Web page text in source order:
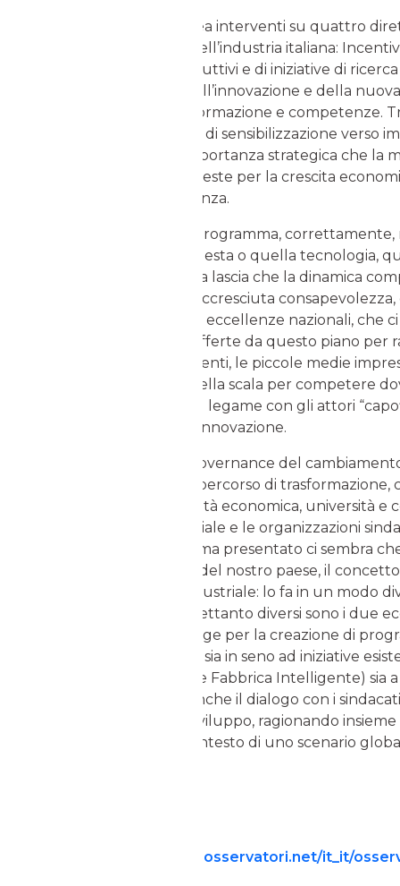
Il piano presentato delinea interventi su quattro
funzionali allo sviluppo dell’industria italiana:
investimenti in asset produttivi e di iniziative di
sostegno della ricerca, dell’innovazione e della
infrastrutture abilitanti, formazione e competenze.
direttrici, vi sarà un lavoro di sensibilizzazione verso
opinione pubblica sull’importanza strategica che la
sistema manifatturiero riveste per la crescita
attività di grande importanza.
Entrando nel metodo, il programma, correttamente,
questo o quel settore, questa o quella tecnologia,
dimensione di impresa, ma lascia che la dinamica
azioni a sostegno di una accresciuta
domanda delle risorse. Le eccellenze nazionali, che
appieno le opportunità offerte da questo piano per
competitivamente; parimenti, le piccole medie
compreso l’importanza della scala per competere
occasione per rafforzare il legame con gli attori
sempre i veri portatori di innovazione.
Dal punto di vista della governance del
cabina di regia di questo percorso di
Ministeri deputati all’attività economica, università e
economico e imprenditoriale e le organizzazioni
punto di vista, il programma presentato ci sembra
alla luce delle specificità del nostro paese, il
dell’intero ecosistema industriale: lo fa in un modo
modello tedesco, ma altrettanto diversi sono i due
programma di lavoro spinge per la creazione di
e trasferimento, e questo sia in seno ad iniziative
(come il Cluster Nazionale Fabbrica Intelligente) sia
Nell’immediato futuro, anche il dialogo con i
elemento favorevole di sviluppo, ragionando
concetto di lavoro nel contesto di uno scenario
http://www.osservatori.net/it_it/